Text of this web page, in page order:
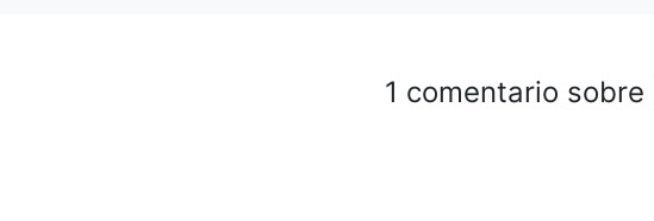
1 comentario sobre